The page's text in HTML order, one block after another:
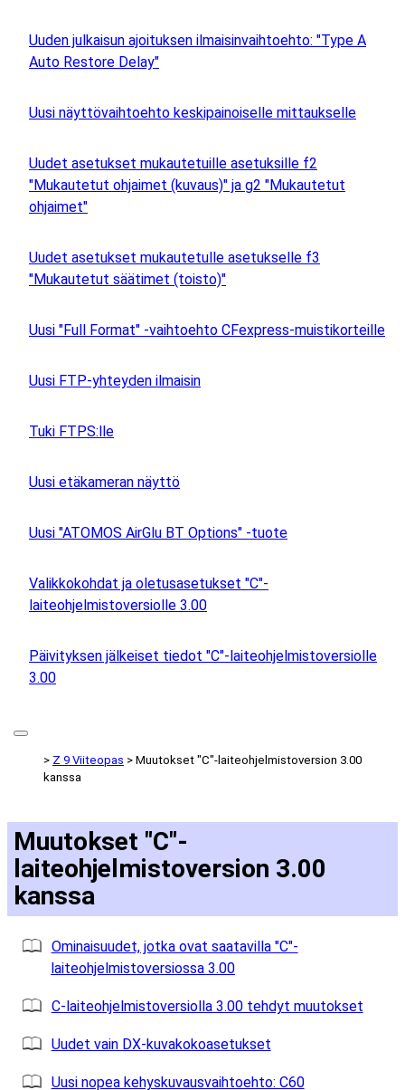
Uuden julkaisun ajoituksen ilmaisinvaihtoehto: "Type A
Auto Restore Delay"
Uusi näyttövaihtoehto keskipainoiselle mittaukselle
Uudet asetukset mukautetuille asetuksille f2
"Mukautetut ohjaimet (kuvaus)" ja g2 "Mukautetut
ohjaimet"
Uudet asetukset mukautetulle asetukselle f3
"Mukautetut säätimet (toisto)"
Uusi "Full Format" -vaihtoehto CFexpress-muistikorteille
Uusi FTP-yhteyden ilmaisin
Tuki FTPS:lle
Uusi etäkameran näyttö
Uusi "ATOMOS AirGlu BT Options" -tuote
Valikkokohdat ja oletusasetukset "C"-
laiteohjelmistoversiolle 3.00
Päivityksen jälkeiset tiedot "C"-laiteohjelmistoversiolle
3.00
Z 9 Viiteopas
Muutokset "C"-laiteohjelmistoversion 3.00
kanssa
Muutokset "C"-
laiteohjelmistoversion 3.00
kanssa
Ominaisuudet, jotka ovat saatavilla "C"-
laiteohjelmistoversiossa 3.00
C-laiteohjelmistoversiolla 3.00 tehdyt muutokset
Uudet vain DX-kuvakokoasetukset
Uusi nopea kehyskuvausvaihtoehto: C60